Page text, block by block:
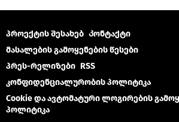
პროექტის შესახებ Კონტაქტი
მასალების გამოყენების წესები
პრეს-რელიზები RSS
კონფიდენციალურობის პოლიტიკა
Cookie და ავტომატური ლოგირების
პოლიტიკა